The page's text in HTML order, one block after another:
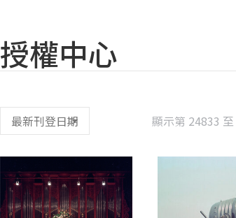
授權中心
顯示第 24833